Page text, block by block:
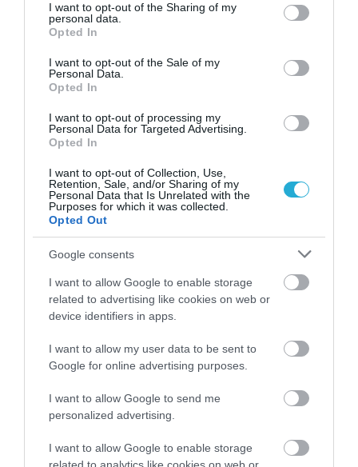
not limited to your visit or usage behaviour. You may click to
grant or deny consent to Google and its third-party tags to
use your data for below specified purposes in below Google
consent section.
I want to opt-out of the Sharing of my
personal data.
Opted In
I want to opt-out of the Sale of my
Personal Data.
Opted In
I want to opt-out of processing my
Personal Data for Targeted Advertising.
Opted In
I want to opt-out of Collection, Use,
Retention, Sale, and/or Sharing of my
Personal Data that Is Unrelated with the
Purposes for which it was collected.
Opted Out
Google consents
I want to allow Google to enable storage
related to advertising like cookies on web or
device identifiers in apps.
I want to allow my user data to be sent to
Google for online advertising purposes.
I want to allow Google to send me
personalized advertising.
I want to allow Google to enable storage
Αυτό είναι το θαυματουργό έλαιο που
προστατεύει από το Αλτχάιμερ
Το τρόφιμο που θωρακίζει «αθόρυβα»
τα οστά σε κάθε ηλικία… δεν είναι το
γάλα!